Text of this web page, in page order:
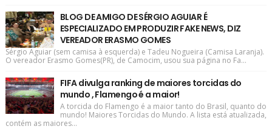
BLOG DE AMIGO DE SÉRGIO AGUIAR É
ESPECIALIZADO EM PRODUZIR FAKE NEWS, DIZ
VEREADOR ERASMO GOMES
Sérgio Aguiar (sem camisa à esquerda) e Tadeu Nogueira (Camisa Laranja).
O vereador Erasmo Gomes(PR), de Camocim, usou sua página no Fa...
FIFA divulga ranking de maiores torcidas do
mundo , Flamengo é a maior!
A torcida do Flamengo é a maior tanto do Brasil, quanto do
mundo! Maiores Torcidas do Mundo. A lista está atualizada,
contém as maiores...